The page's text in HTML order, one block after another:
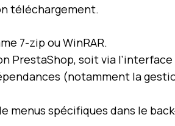
téléchargement.
7-zip ou WinRAR.
PrestaShop, soit via l’interface
(notamment la
spécifiques dans le